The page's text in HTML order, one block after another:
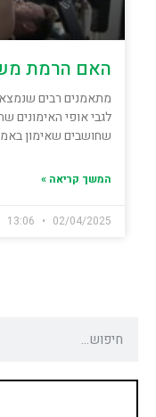
האם הרמת
מתאמנים רבים
לגבי אופי האימונים
שחושבים שאימון
המשך קריאה »
02/04/2025